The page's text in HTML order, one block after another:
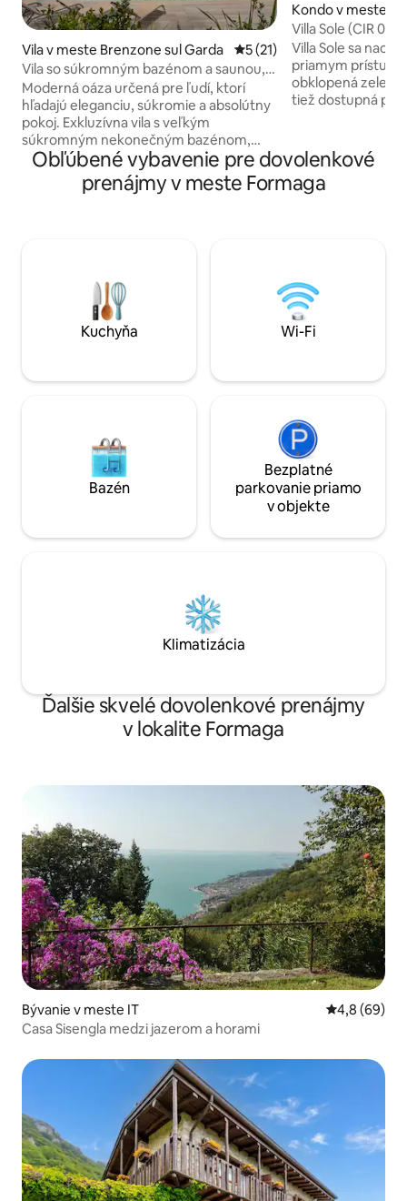
Vila v meste Brenzone sul Garda Priemerné ohodnotenie 5
5 (21)
Vila so súkromným bazénom a saunou,
Gardské jazero
Moderná oáza určená pre ľudí, ktorí
hľadajú eleganciu, súkromie a absolútny
pokoj. Exkluzívna vila s veľkým
súkromným nekonečným bazénom,
súkromnou saunou a nádherným
výhľadom na jazero, ideálna pre 4 hostí,
ktorí chcú nekompromisné pohodlie a
kútom, ktorá je vďaka tienistému
priestoru ideálna na užívanie si
vonkajšieho prostredia aj v
najhorúcejších hodinách dňa.
Kondo v meste
Villa Sole (CIR
Villa Sole sa
priamym
obklopená
tiež dostupná
miesto pre tých,
relaxáciu,
hája, ktorý ho
Obľúbené vybavenie pre dovolenkové
prenájmy v meste Formaga
Kuchyňa Wi-Fi
Bazén
Bezplatné
parkovanie priamo
v objekte
Klimatizácia
Ďalšie skvelé dovolenkové prenájmy
v lokalite Formaga
Bývanie v meste IT Priemerné
4,8 (69)
Casa Sisengla medzi jazerom a horami